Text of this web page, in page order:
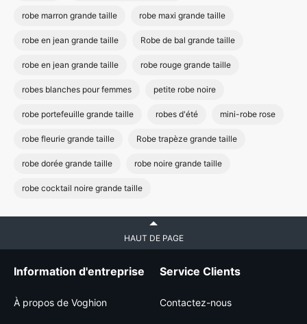
robe marron grande taille robe maxi grande taille
robe en jean grande taille Robe de bal grande taille
robe en jean grande taille robe rouge grande taille
robes blanches pour femmes petite robe noire
robe portefeuille grande taille robes d'été mini-robe rose
robe fleurie grande taille Robe trapèze grande taille
robe dorée grande taille robe noire grande taille
robe cocktail noire grande taille
HAUT DE PAGE
Information d'entreprise
À propos de Voghion
Service Clients
Contactez-nous